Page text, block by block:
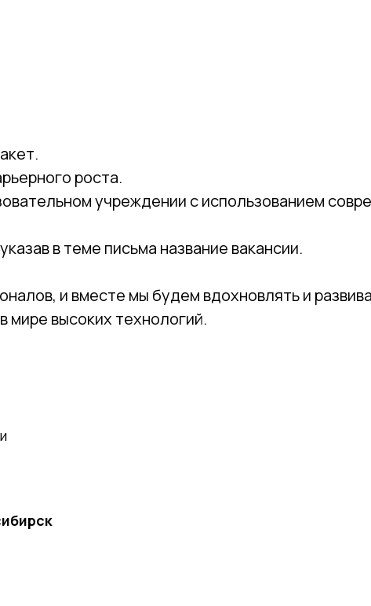
роста.
учреждении с использованием
в теме письма название вакансии.
и вместе мы будем вдохновлять и
мире высоких технологий.